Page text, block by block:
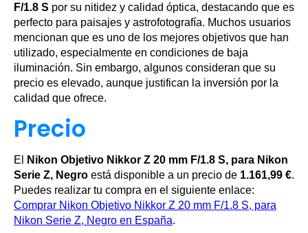
F/1.8 S por su nitidez y calidad óptica, destacando que es
perfecto para paisajes y astrofotografía. Muchos usuarios
mencionan que es uno de los mejores objetivos que han
utilizado, especialmente en condiciones de baja
iluminación. Sin embargo, algunos consideran que su
precio es elevado, aunque justifican la inversión por la
calidad que ofrece.
Precio
El
Nikon Objetivo Nikkor Z 20 mm F/1.8 S, para Nikon
Serie Z, Negro está disponible a un precio de 1.161,99 €.
Puedes realizar tu compra en el siguiente enlace:
Comprar Nikon Objetivo Nikkor Z 20 mm F/1.8 S, para
Nikon Serie Z, Negro en España.